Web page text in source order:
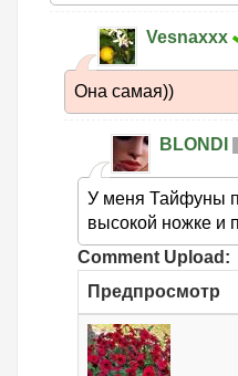
Vesnaxxx
Она самая))
BLONDI
У меня Тайфуны
высокой ножке и
Comment Upload:
Предпросмотр